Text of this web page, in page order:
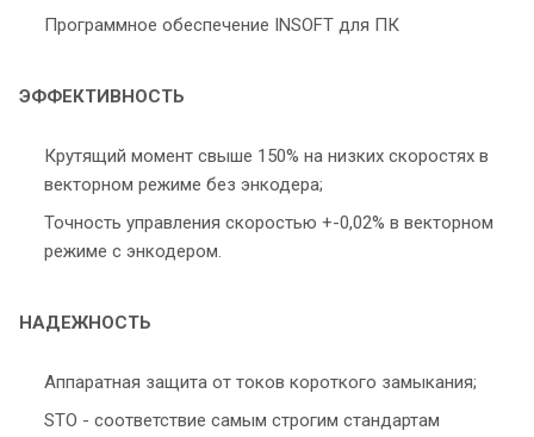
Программное обеспечение INSOFT для ПК
ЭФФЕКТИВНОСТЬ
Крутящий момент свыше 150% на низких скоростях в
векторном режиме без энкодера;
Точность управления скоростью +-0,02% в векторном
режиме с энкодером.
НАДЕЖНОСТЬ
Аппаратная защита от токов короткого замыкания;
STO - соответствие самым строгим стандартам